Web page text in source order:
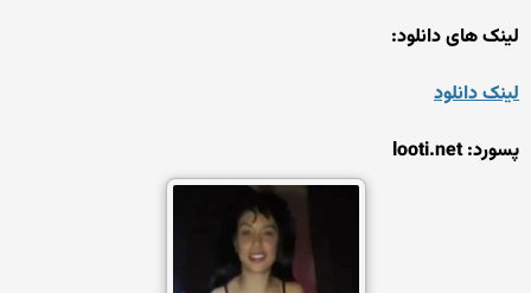
لینک های دانلود:
لینک دانلود
پسورد: looti.net